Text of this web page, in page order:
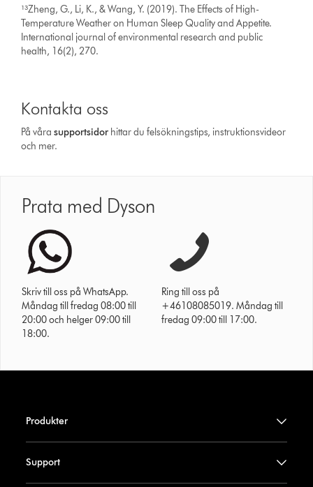
¹³Zheng, G., Li, K., & Wang, Y. (2019). The Effects of High-
Temperature Weather on Human Sleep Quality and Appetite.
International journal of environmental research and public
health, 16(2), 270.
Kontakta oss
På vårasupport­sidor hittar du felsökningstips, instruktionsvideor
och mer.
Prata med Dyson
Skriv till oss på WhatsApp.
Måndag till fredag 08:00 till
20:00 och helger 09:00 till
18:00.
Ring till oss på
+46108085019. Måndag till
fredag 09:00 till 17:00.
Produkter
Support